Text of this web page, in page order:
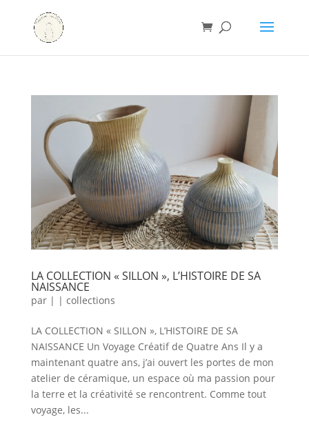
LA COLLECTION « SILLON », L’HISTOIRE DE SA
NAISSANCE
par | | collections
LA COLLECTION « SILLON », L’HISTOIRE DE SA
NAISSANCE Un Voyage Créatif de Quatre Ans Il y a
maintenant quatre ans, j’ai ouvert les portes de mon
atelier de céramique, un espace où ma passion pour
la terre et la créativité se rencontrent. Comme tout
voyage, les...